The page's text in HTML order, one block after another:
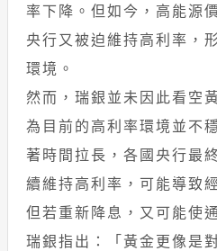
率下降。但如今，高能源
央行又被迫維持高利率，
環境。
然而，瑞銀並未因此看空
為目前的高利率環境並不
著時間拉長，各國央行最
續維持高利率，可能導致
但若重新降息，又可能使
瑞銀指出：「黃金更像是